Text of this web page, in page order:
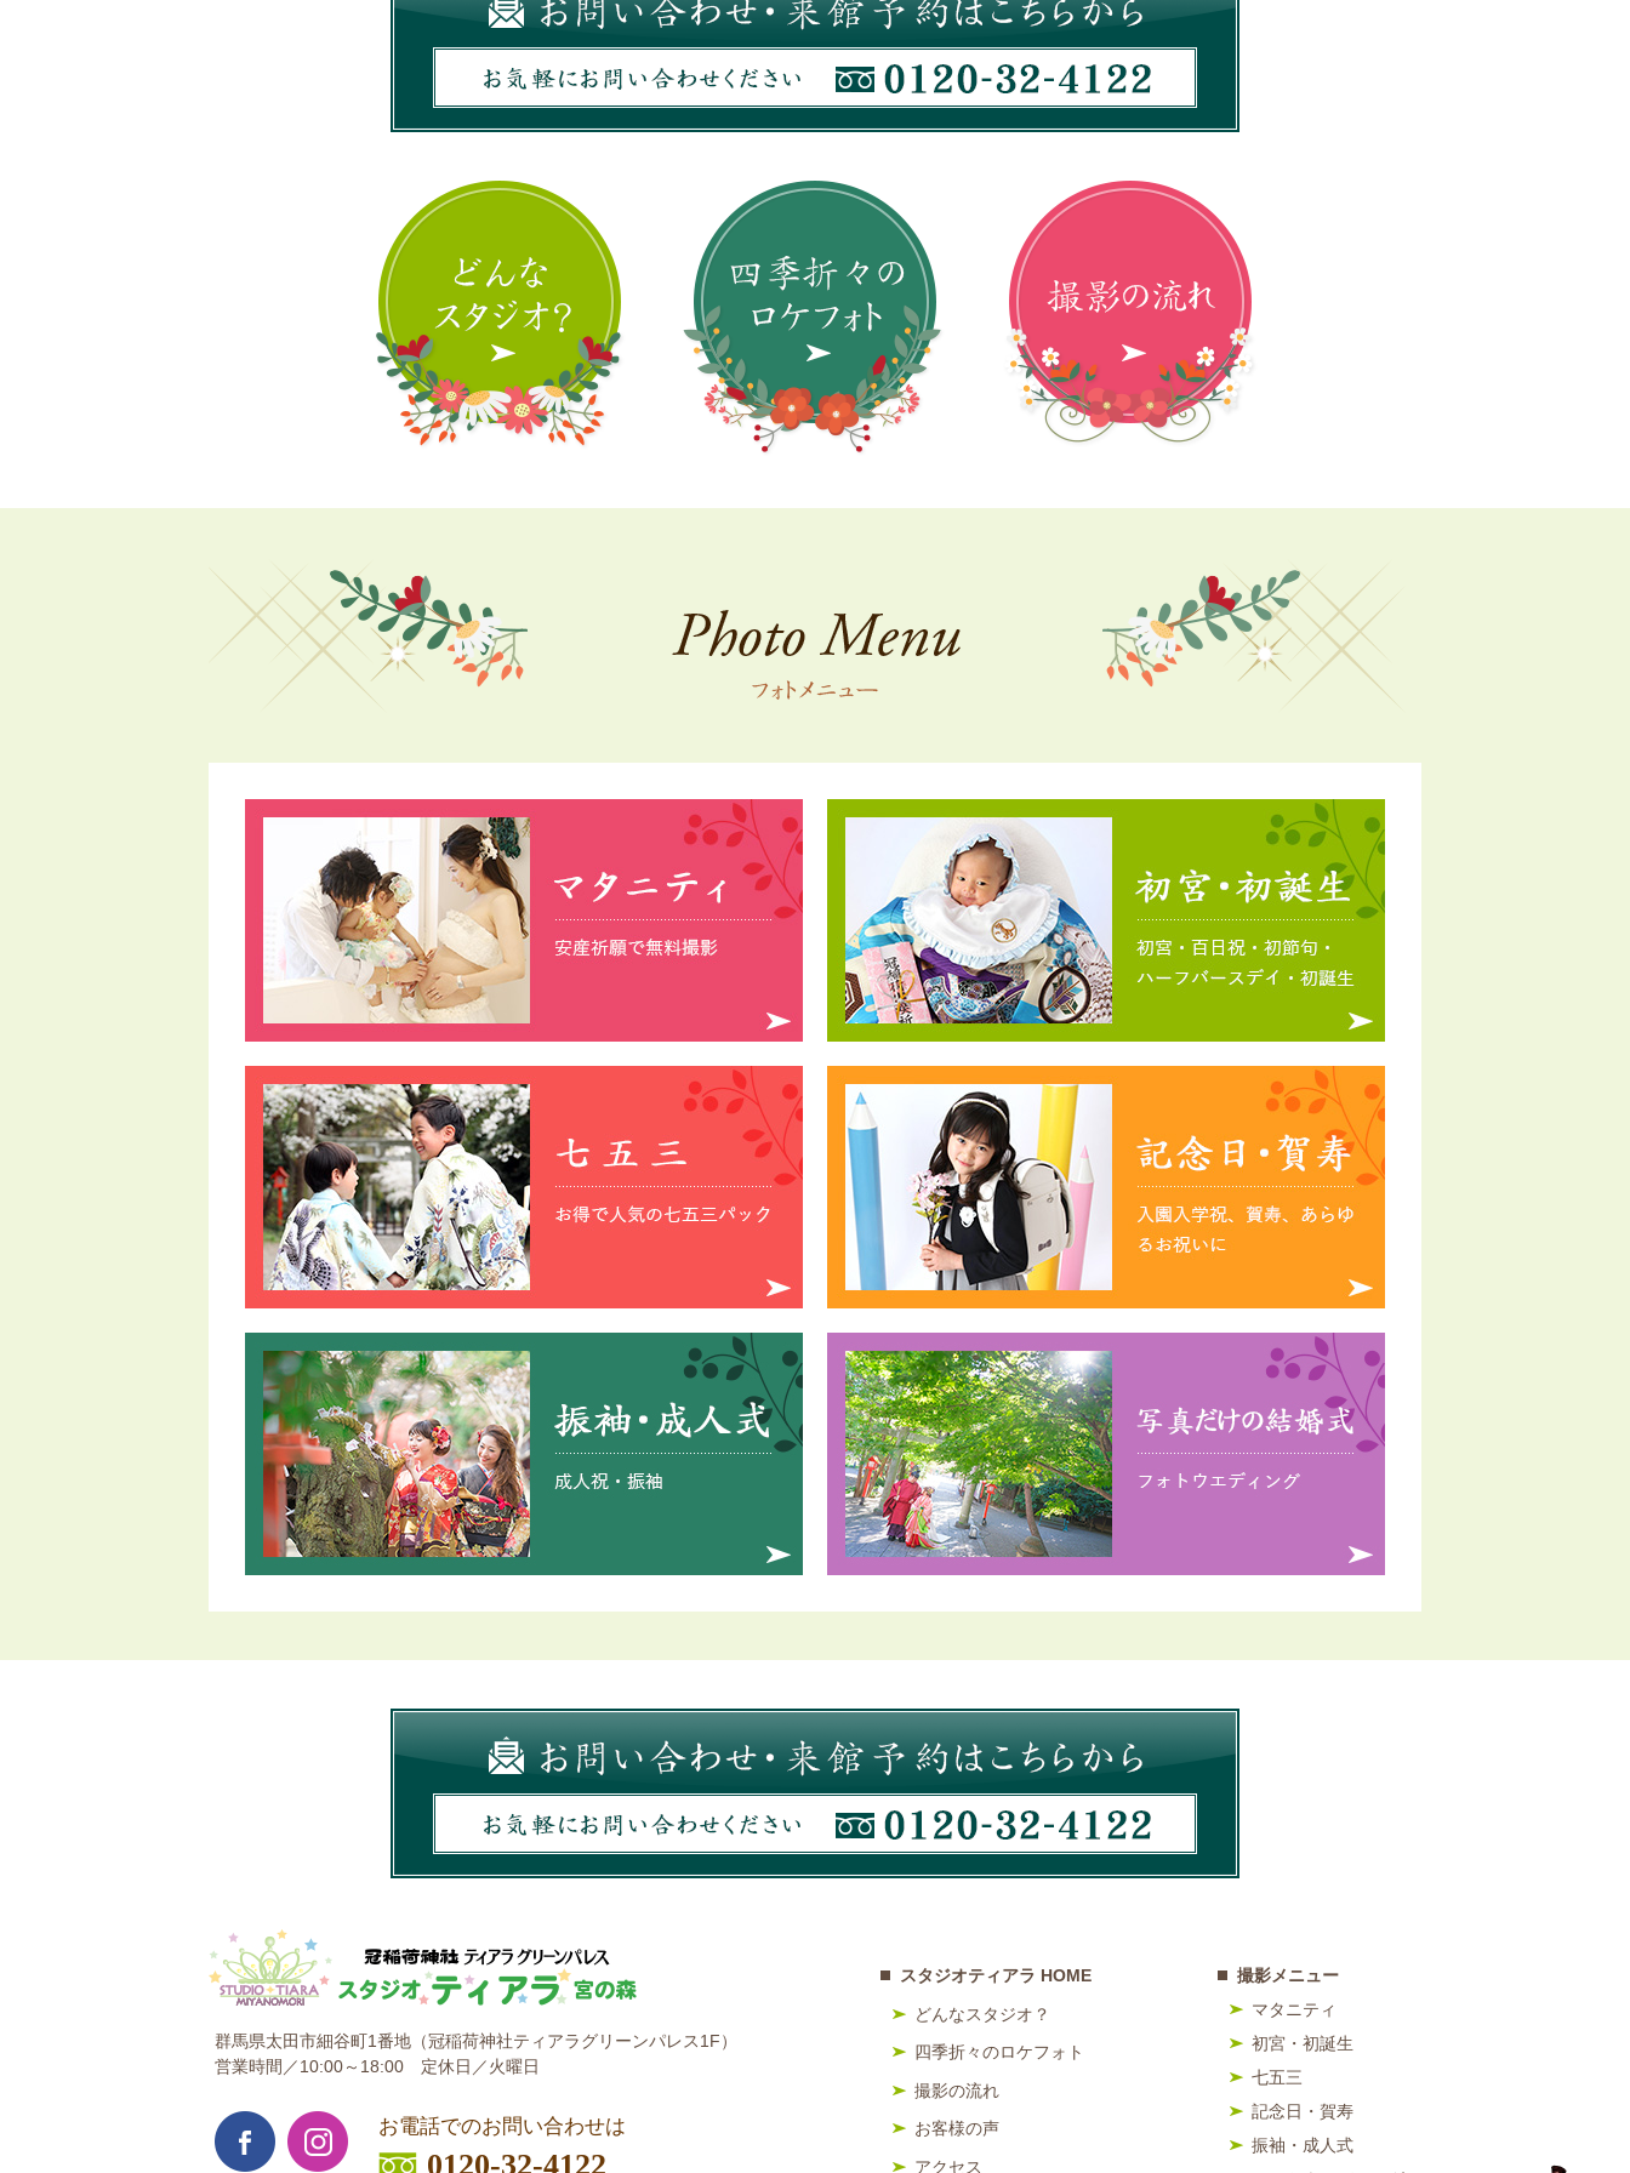
スタジオティアラ HOME
どんなスタジオ？
四季折々のロケフォト
撮影の流れ
お客様の声
アクセス
撮影メニュー
マタニティ
初宮・初誕生
七五三
記念日・賀寿
振袖・成人式
群馬県太田市細谷町1番地（冠稲荷神社ティアラグリーンパレス1F）
営業時間／10:00～18:00 定休日／火曜日
お電話でのお問い合わせは
0120-32-4122